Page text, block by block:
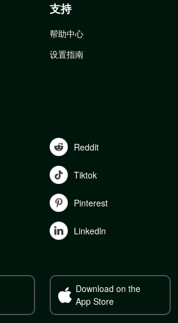
支持
帮助中心
设置指南
Reddit
Tiktok
Pinterest
Linkedln
Download on the
App Store